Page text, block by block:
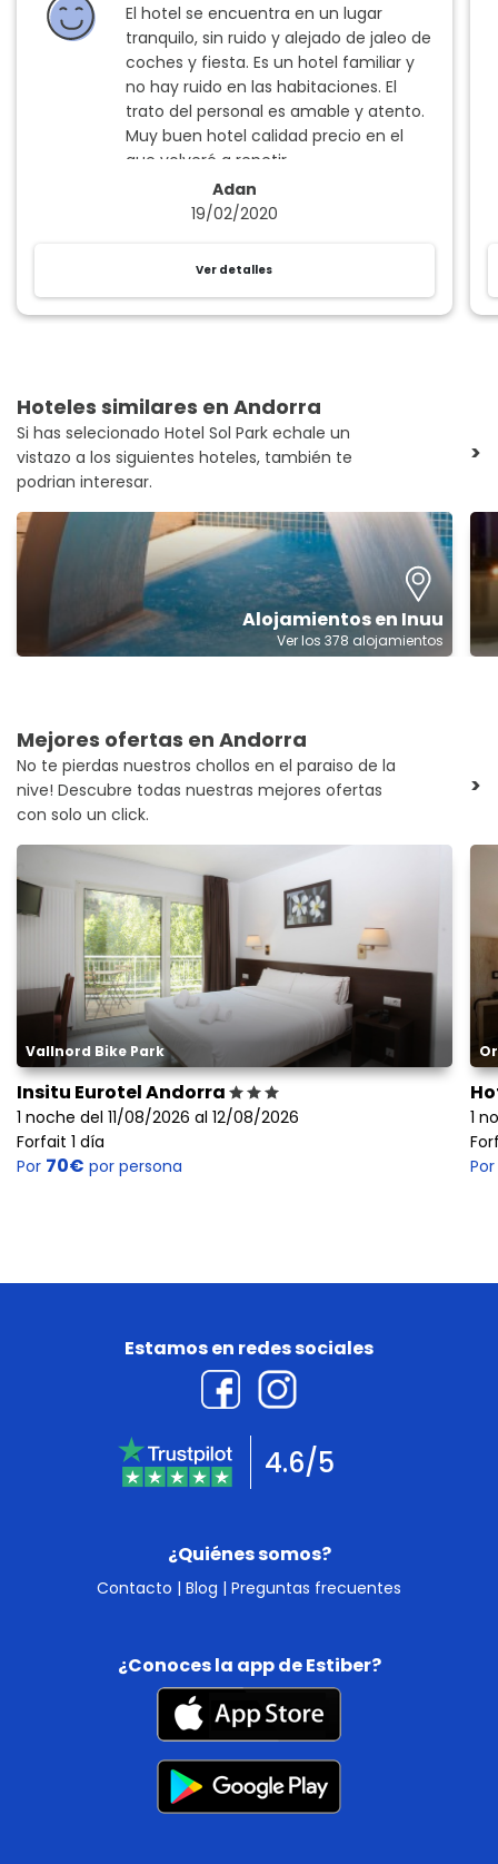
Adan
19/02/2020
El hotel se encuentra en un lugar
tranquilo, sin ruido y alejado de jaleo de
coches y fiesta. Es un hotel familiar y
no hay ruido en las habitaciones. El
trato del personal es amable y atento.
Muy buen hotel calidad precio en el
que volveré a repetir.
L@s chic@s de la limpieza no barrieron
ni fregaron la habitación en los cuatro
vimos una mancha como de coca
cola en el suelo y hasta el segundo día
que avisamos y pedimos una fregona,
disculpas muy amablemente. Y se lo
comunicaron a l@s chic@s de la
limpieza para que no volviera a ocurrir.
Ver detalles
Hoteles similares en Andorra
Si has selecionado Hotel Sol Park echale un
vistazo a los siguientes hoteles, también te
podrian interesar.
>
Alojamientos en Inuu
Ver los 378 alojamientos
Mejores ofertas en Andorra
No te pierdas nuestros chollos en el paraiso de la
nive! Descubre todas nuestras mejores ofertas
con solo un click.
>
Vallnord Bike Park
Insitu Eurotel Andorra
1 noche del 11/08/2026 al 12/08/2026
Forfait 1 día
Por 70€ por persona
1
Por
¿Quiénes somos?
Contacto | Blog | Preguntas frecuentes
Estamos en redes sociales
4.6/5
¿Conoces la app de Estiber?